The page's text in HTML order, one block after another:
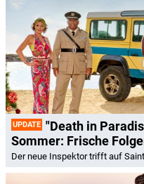
UPDATE "Death in
Sommer: Frische
Der neue Inspektor trifft auf